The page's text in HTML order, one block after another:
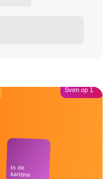
In de
kantine
Sven op 1